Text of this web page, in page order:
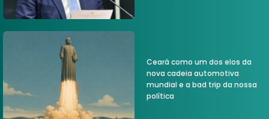
Ceará como um dos elos da
nova cadeia automotiva
mundial e a bad trip da nossa
política